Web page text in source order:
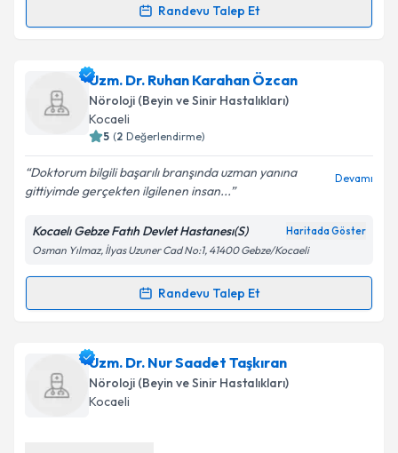
Kişisel verilerimin işlenmesine ilişkin
Metni'ni okudum ve kişisel verilerimin belirtilen
Takvim Talebini Gönder
Randevu Talep Et
Randevu Takvimi Talebi
Dr. Pervin İşeriiçin randevu takvimi talebi oluşturun.
Size bu uzmandan randevu almanız için bir takvim
hazırlandığında e-posta ile bilgilendireceğiz.
Kişisel verilerimin işlenmesine ilişkin
Aydınlatma
Metni'ni okudum ve kişisel verilerimin belirtilen
kapsamda işlenmesini kabul ediyorum.
Uzm. Dr. Ruhan Karahan Özcan
Nöroloji (Beyin ve Sinir Hastalıkları)
Kocaeli
5 (2 Değerlendirme)
Doktorum bilgili başarılı branşında uzman yanına
gittiyimde gerçekten ilgilenen insan...
Devamı
Kocaelı Gebze Fatıh Devlet Hastanesı(S) Haritada Göster
Osman Yılmaz, İlyas Uzuner Cad No:1, 41400 Gebze/Kocaeli
Randevu Talep Et
Randevu Takvimi Talebi
Uzm. Dr. Ruhan Karahan Özcaniçin randevu
takvimi talebi oluşturun. Size bu uzmandan randevu
almanız için bir takvim hazırlandığında e-posta ile
Uzm. Dr. Nur Saadet Taşkıran
Nöroloji (Beyin ve Sinir Hastalıkları)
Kocaeli